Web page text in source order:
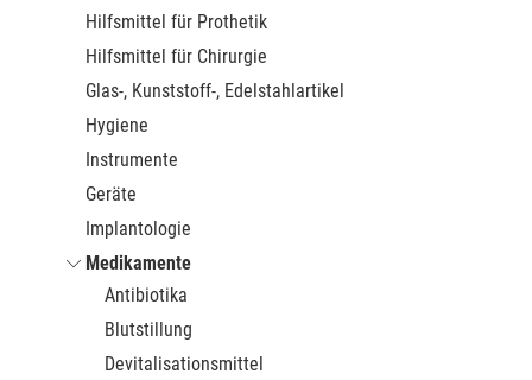
Hilfsmittel für Prothetik
Hilfsmittel für Chirurgie
Glas-, Kunststoff-, Edelstahlartikel
Hygiene
Instrumente
Geräte
Implantologie
Medikamente
Antibiotika
Blutstillung
Devitalisationsmittel